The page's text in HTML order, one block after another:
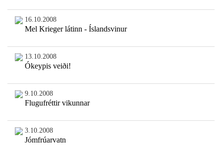
16.10.2008
Mel Krieger látinn - Íslandsvinur
13.10.2008
Ókeypis veiði!
9.10.2008
Flugufréttir vikunnar
3.10.2008
Jómfrúarvatn